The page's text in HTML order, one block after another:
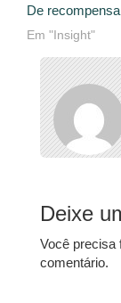
De
Em "Insight"
Deixe
Você precisa
comentário.